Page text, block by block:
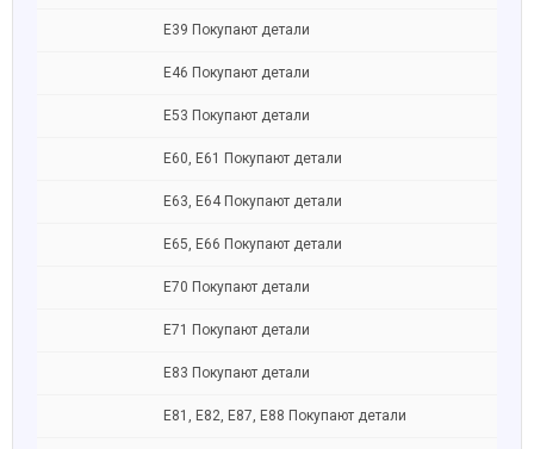
Е39 Покупают детали
Е46 Покупают детали
Е53 Покупают детали
Е60, Е61 Покупают детали
Е63, E64 Покупают детали
Е65, E66 Покупают детали
Е70 Покупают детали
Е71 Покупают детали
Е83 Покупают детали
E81, E82, E87, E88 Покупают детали